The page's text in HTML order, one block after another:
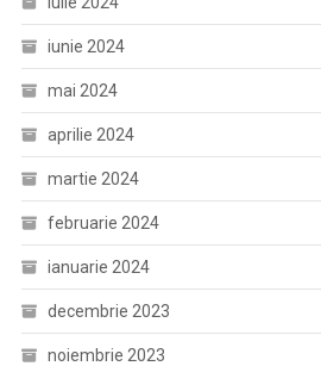
iunie 2024
mai 2024
aprilie 2024
martie 2024
februarie 2024
ianuarie 2024
decembrie 2023
noiembrie 2023